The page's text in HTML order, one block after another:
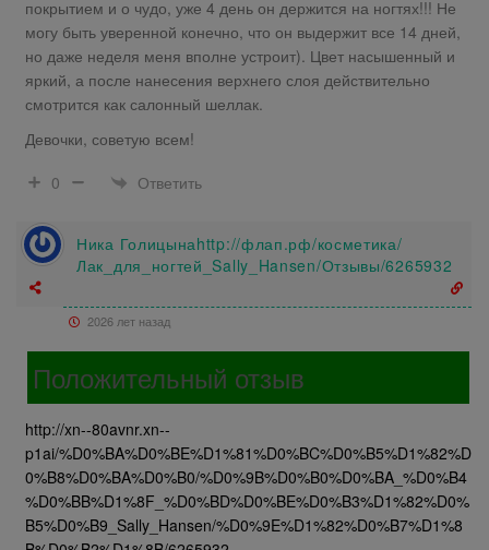
покрытием и о чудо, уже 4 день он держится на ногтях!!! Не
могу быть уверенной конечно, что он выдержит все 14 дней,
но даже неделя меня вполне устроит). Цвет насышенный и
яркий, а после нанесения верхнего слоя действительно
смотрится как салонный шеллак.
Девочки, советую всем!
0
Ответить
Ника Голицынаhttp://флап.рф/косметика/
Лак_для_ногтей_Sally_Hansen/Отзывы/6265932
2026 лет назад
Положительный отзыв
http://xn--80avnr.xn--
p1ai/%D0%BA%D0%BE%D1%81%D0%BC%D0%B5%D1%82%D
0%B8%D0%BA%D0%B0/%D0%9B%D0%B0%D0%BA_%D0%B4
%D0%BB%D1%8F_%D0%BD%D0%BE%D0%B3%D1%82%D0%
B5%D0%B9_Sally_Hansen/%D0%9E%D1%82%D0%B7%D1%8